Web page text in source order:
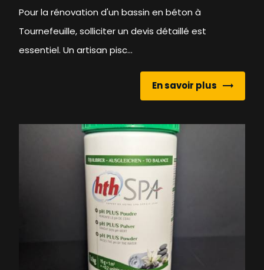
Pour la rénovation d'un bassin en béton à
Tournefeuille, solliciter un devis détaillé est
essentiel. Un artisan pisc...
En savoir plus